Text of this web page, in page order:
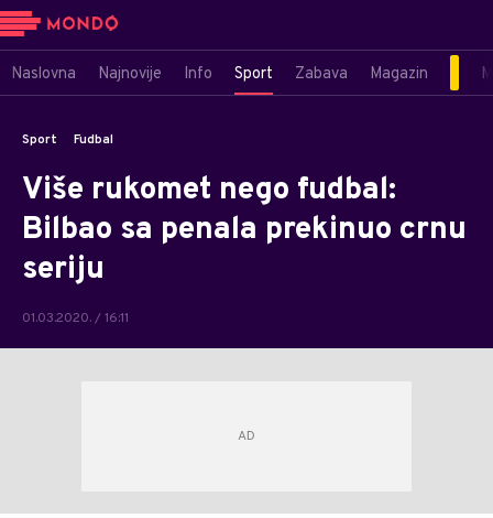
Naslovna Najnovije Info Sport Zabava Magazin
Sport Fudbal
Više rukomet nego fudbal:
Bilbao sa penala prekinuo crnu
seriju
01.03.2020. / 16:11